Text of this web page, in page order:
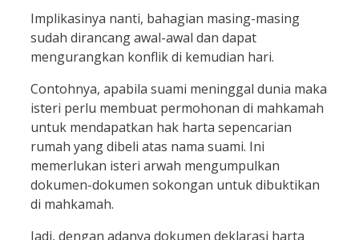
Implikasinya nanti, bahagian masing-masing
sudah dirancang awal-awal dan dapat
mengurangkan konflik di kemudian hari.
Contohnya, apabila suami meninggal dunia maka
isteri perlu membuat permohonan di mahkamah
untuk mendapatkan hak harta sepencarian
rumah yang dibeli atas nama suami. Ini
memerlukan isteri arwah mengumpulkan
dokumen-dokumen sokongan untuk dibuktikan
di mahkamah.
Jadi, dengan adanya dokumen deklarasi harta